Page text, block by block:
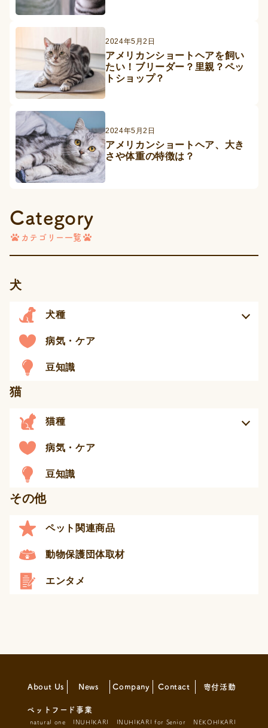
2024年5月2日
アメリカンショートヘアを飼い
たい！ブリーダー？里親？ペッ
トショップ？
2024年5月2日
アメリカンショートヘア、大き
さや体重の特徴は？
Category
カテゴリー一覧
犬
犬種
病気・ケア
豆知識
猫
猫種
病気・ケア
豆知識
その他
ペット関連商品
動物保護団体取材
エンタメ
About Us News Company Contact 寄付活動
ペットフード事業
natural one INUHIKARI INUHIKARI for Senior NEKOHIKARI